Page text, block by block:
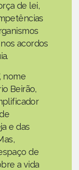
de lei,
acordos
nome
Beirão,
e das
de
a vida